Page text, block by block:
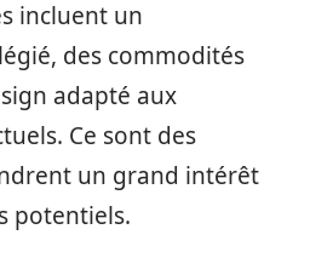
incluent un
des commodités
adapté aux
Ce sont des
un grand intérêt
potentiels.